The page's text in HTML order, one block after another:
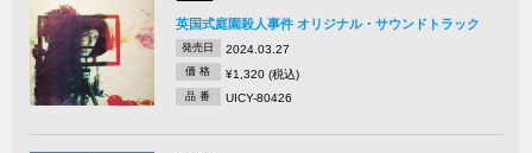
英国式庭園殺人事件 オリジナル・サウンドトラック
発売日 2024.03.27
価 格 ¥1,320 (税込)
品 番 UICY-80426